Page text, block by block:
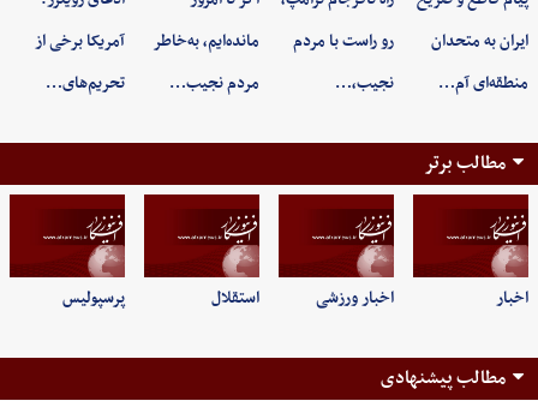
ایران به متحدان
منطقه‌ای آم…
رو راست با مردم
نجیب،…
مانده‌ایم، به‌خاطر
مردم نجیب…
آمریکا برخی از
تحریم‌های…
مطالب برتر
اخبار اخبار ورزشی استقلال پرسپولیس
مطالب پیشنهادی